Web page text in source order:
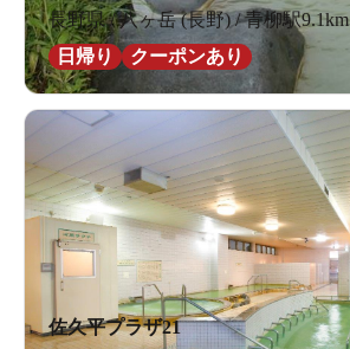
長野県 / 八ヶ岳 (長野) / 青柳駅9.1km
日帰り
クーポンあり
佐久平プラザ21